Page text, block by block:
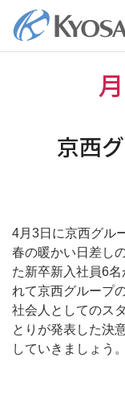
テ
京西
4月3日に京西グル
春の暖かい日差し
た新卒新入社員6
れて京西グループ
社会人としてのス
とりが発表した決
していきましょう。